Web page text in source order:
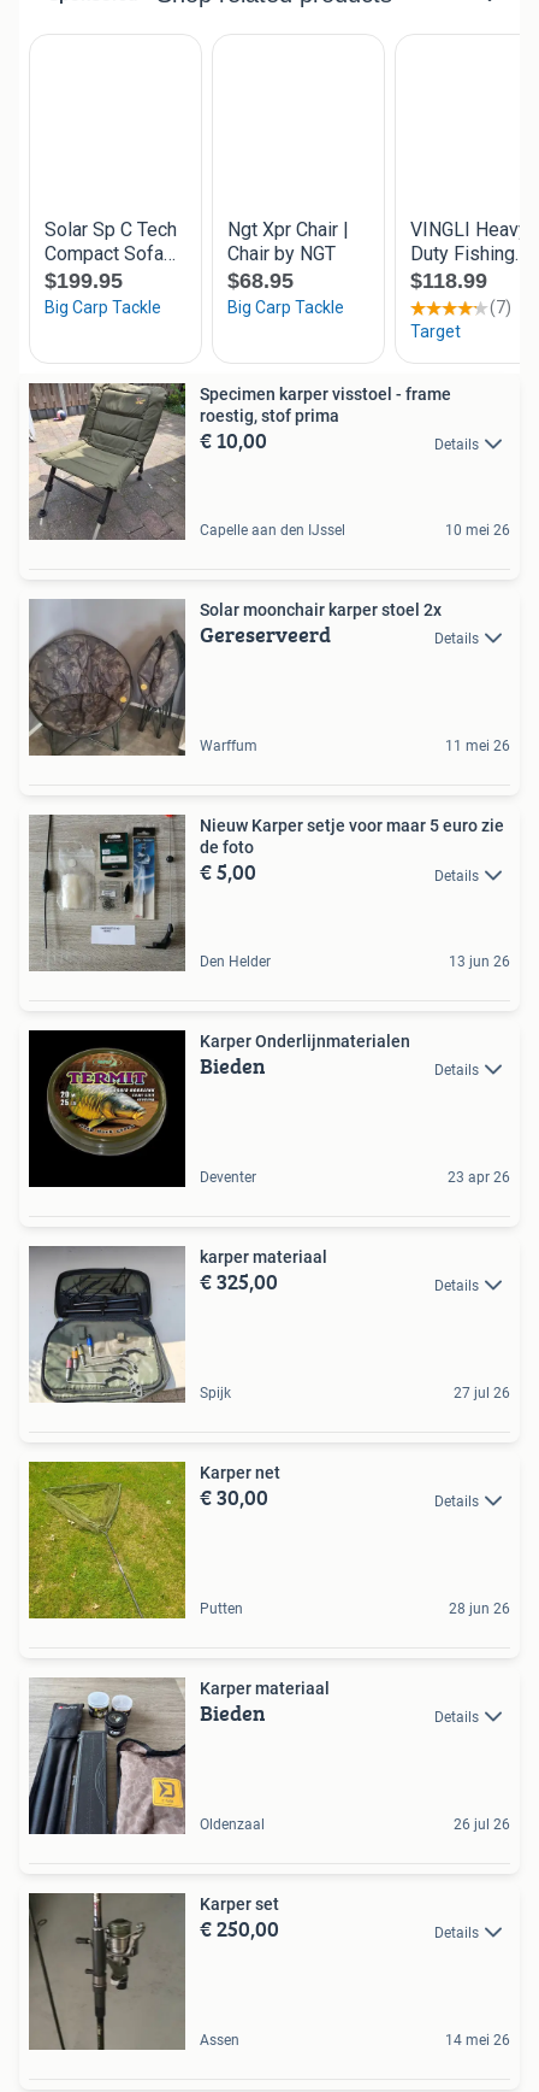
Specimen karper visstoel - frame
roestig, stof prima
€ 10,00 Details
Capelle aan den IJssel 10 mei 26
Solar moonchair karper stoel 2x
Gereserveerd Details
Warffum 11 mei 26
Nieuw Karper setje voor maar 5 euro zie
de foto
€ 5,00 Details
Den Helder 13 jun 26
Karper Onderlijnmaterialen
Bieden Details
Deventer 23 apr 26
karper materiaal
€ 325,00 Details
Spijk 27 jul 26
Karper net
€ 30,00 Details
Putten 28 jun 26
Karper materiaal
Bieden Details
Oldenzaal 26 jul 26
Karper set
€ 250,00 Details
Assen 14 mei 26